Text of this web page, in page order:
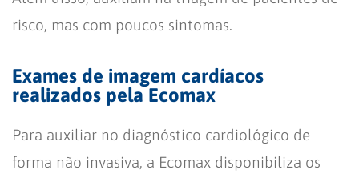
risco, mas com poucos sintomas.
Exames de imagem cardíacos
realizados pela Ecomax
Para auxiliar no diagnóstico cardiológico de
forma não invasiva, a Ecomax disponibiliza os